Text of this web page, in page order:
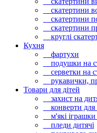
скатертини
скатертини
скатертини
круглі
Кухня
фартухи
подушки на
серветки на
рукавички,
Товари для дітей
захист на
конверти для
м'які іграшки
пледи дитячі